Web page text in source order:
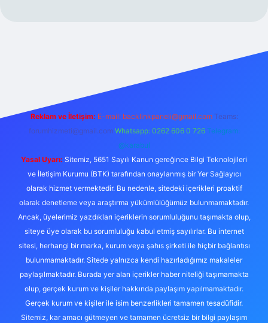
Reklam ve İletişim: E-mail: backlinkpaneli@gmail.com Teams:
forumhizmeti@gmail.com Whatsapp: 0262 606 0 726 Telegram:
@karabul
Yasal Uyarı: Sitemiz, 5651 Sayılı Kanun gereğince Bilgi Teknolojileri
ve İletişim Kurumu (BTK) tarafından onaylanmış bir Yer Sağlayıcı
olarak hizmet vermektedir. Bu nedenle, sitedeki içerikleri proaktif
olarak denetleme veya araştırma yükümlülüğümüz bulunmamaktadır.
Ancak, üyelerimiz yazdıkları içeriklerin sorumluluğunu taşımakta olup,
siteye üye olarak bu sorumluluğu kabul etmiş sayılırlar. Bu internet
sitesi, herhangi bir marka, kurum veya şahıs şirketi ile hiçbir bağlantısı
bulunmamaktadır. Sitede yalnızca kendi hazırladığımız makaleler
paylaşılmaktadır. Burada yer alan içerikler haber niteliği taşımamakta
olup, gerçek kurum ve kişiler hakkında paylaşım yapılmamaktadır.
Gerçek kurum ve kişiler ile isim benzerlikleri tamamen tesadüfidir.
Sitemiz, kar amacı gütmeyen ve tamamen ücretsiz bir bilgi paylaşım